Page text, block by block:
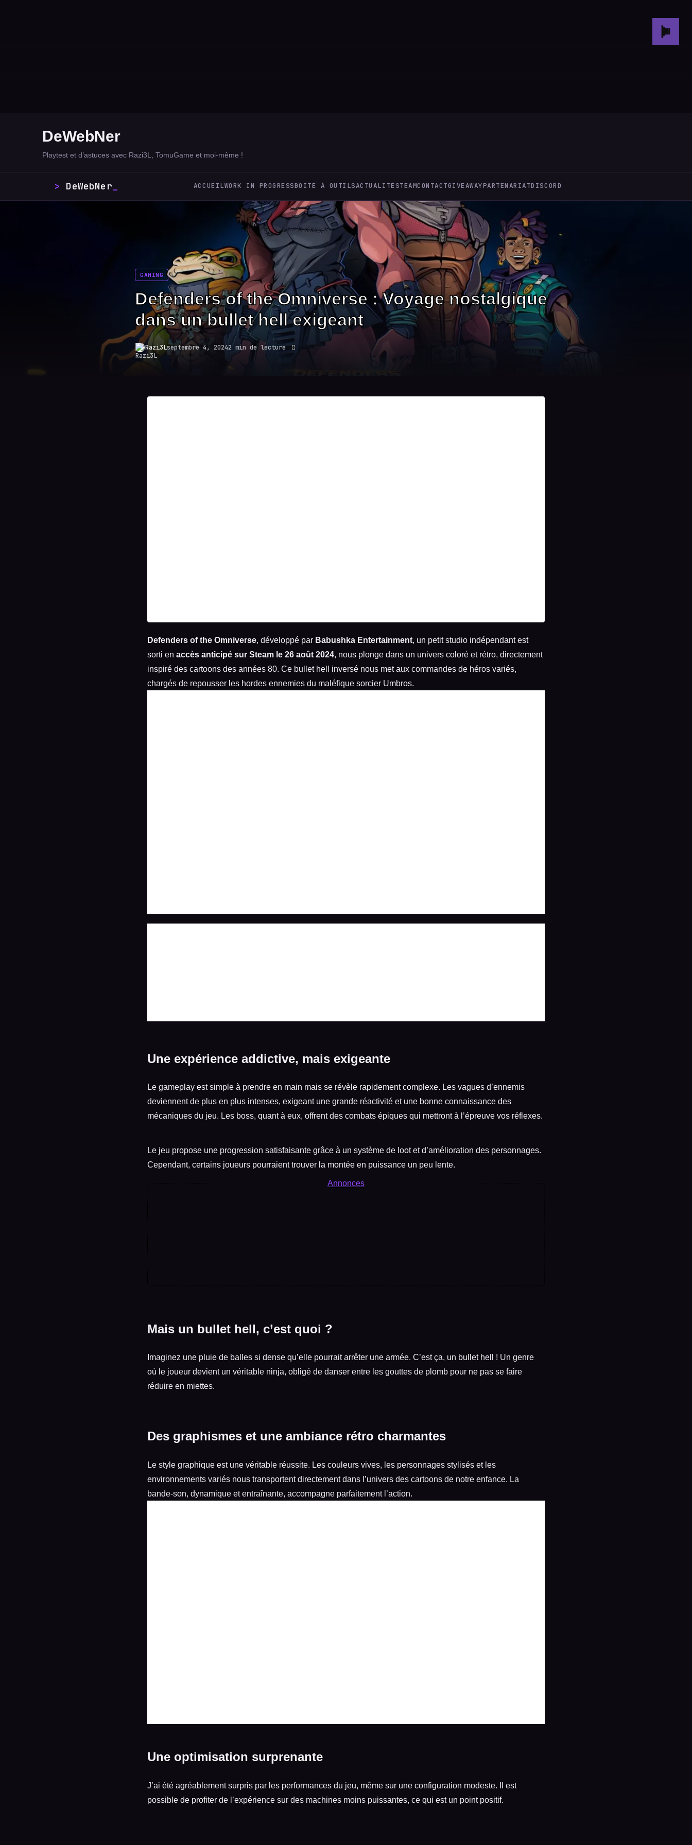
DeWebNer
Playtest et d’astuces avec Razi3L, TomuGame et moi-même !
DeWebNer_ ACCUEILWORK IN PROGRESSBOITE À OUTILSACTUALITÉSTEAMCONTACTGIVEAWAYPARTENARIATDISCORD
GAMING
Defenders of the Omniverse : Voyage nostalgique
dans un bullet hell exigeant
Razi3Lseptembre 4, 20242 min de lecture 8
Defenders of the Omniverse , développé par Babushka Entertainment , un petit studio indépendant est
sorti en accès anticipé sur Steam le 26 août 2024 , nous plonge dans un univers coloré et rétro, directement
inspiré des cartoons des années 80. Ce bullet hell inversé nous met aux commandes de héros variés,
chargés de repousser les hordes ennemies du maléfique sorcier Umbros.
Une expérience addictive, mais exigeante
Le gameplay est simple à prendre en main mais se révèle rapidement complexe. Les vagues d’ennemis
deviennent de plus en plus intenses, exigeant une grande réactivité et une bonne connaissance des
mécaniques du jeu. Les boss, quant à eux, offrent des combats épiques qui mettront à l’épreuve vos réflexes.
Le jeu propose une progression satisfaisante grâce à un système de loot et d’amélioration des personnages.
Cependant, certains joueurs pourraient trouver la montée en puissance un peu lente.
Annonces
Mais un bullet hell, c’est quoi ?
Imaginez une pluie de balles si dense qu’elle pourrait arrêter une armée. C’est ça, un bullet hell ! Un genre
où le joueur devient un véritable ninja, obligé de danser entre les gouttes de plomb pour ne pas se faire
réduire en miettes.
Des graphismes et une ambiance rétro charmantes
Le style graphique est une véritable réussite. Les couleurs vives, les personnages stylisés et les
environnements variés nous transportent directement dans l’univers des cartoons de notre enfance. La
bande-son, dynamique et entraînante, accompagne parfaitement l’action.
Une optimisation surprenante
J’ai été agréablement surpris par les performances du jeu, même sur une configuration modeste. Il est
possible de profiter de l’expérience sur des machines moins puissantes, ce qui est un point positif.